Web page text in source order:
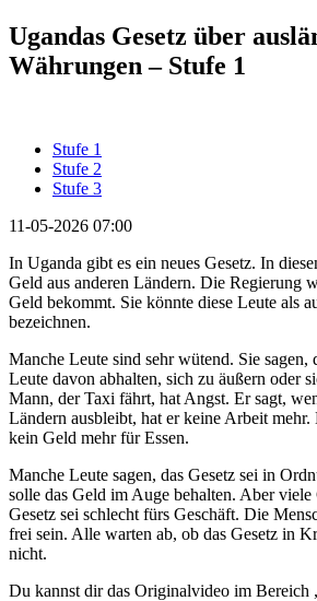
Ugandas Gesetz über
Währungen – Stufe 1
Stufe 1
Stufe 2
Stufe 3
11-05-2026 07:00
In Uganda gibt es ein neues Gesetz. In
Geld aus anderen Ländern. Die Regierung
Geld bekommt. Sie könnte diese Leute als
bezeichnen.
Manche Leute sind sehr wütend. Sie
Leute davon abhalten, sich zu äußern oder
Mann, der Taxi fährt, hat Angst. Er sagt,
Ländern ausbleibt, hat er keine Arbeit
kein Geld mehr für Essen.
Manche Leute sagen, das Gesetz sei in
solle das Geld im Auge behalten. Aber viele
Gesetz sei schlecht fürs Geschäft. Die
frei sein. Alle warten ab, ob das Gesetz in
nicht.
Du kannst dir das Originalvideo im Bereich